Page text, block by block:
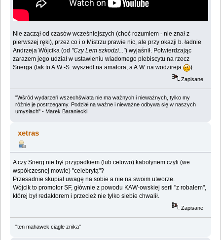
Nie zaczął od czasów wcześniejszych (choć rozumiem - nie znał z
pierwszej ręki), przez co i o Mistrzu prawie nic, ale przy okazji b. ładnie
Andrzeja Wójcika (od "Czy Lem szkodzi...") wyjaśnił. Potwierdzając
zarazem jego udział w ustawieniu wiadomego plebiscytu na rzecz
Snerga (tak to A.W -S. wyszedł na amatora, a A.W. na wodzireja
).
Zapisane
"Wśród wydarzeń wszechświata nie ma ważnych i nieważnych, tylko my
różnie je postrzegamy. Podział na ważne i nieważne odbywa się w naszych
umysłach" - Marek Baraniecki
xetras
A czy Snerg nie był przypadkiem (lub celowo) kabotynem czyli (we
współczesnej mowie) "celebrytą"?
Przesadnie skupiał uwagę na sobie a nie na swoim utworze.
Wójcik to promotor SF, głównie z powodu KAW-owskiej serii "z robalem",
której był redaktorem i przecież nie tylko siebie chwalił.
Zapisane
"ten mahawek ciągle znika"